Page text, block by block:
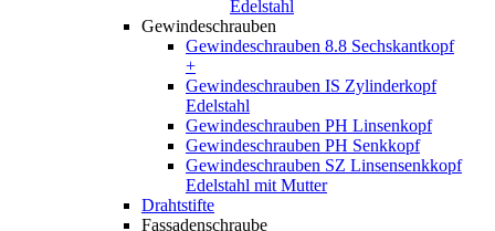
Edelstahl
Gewindeschrauben
Gewindeschrauben 8.8 Sechskantkopf
+
Gewindeschrauben IS Zylinderkopf
Edelstahl
Gewindeschrauben PH Linsenkopf
Gewindeschrauben PH Senkkopf
Gewindeschrauben SZ Linsensenkkopf
Edelstahl mit Mutter
Drahtstifte
Fassadenschraube